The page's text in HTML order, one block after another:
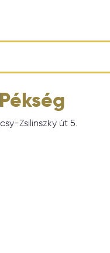
Zsilinszky út 5.